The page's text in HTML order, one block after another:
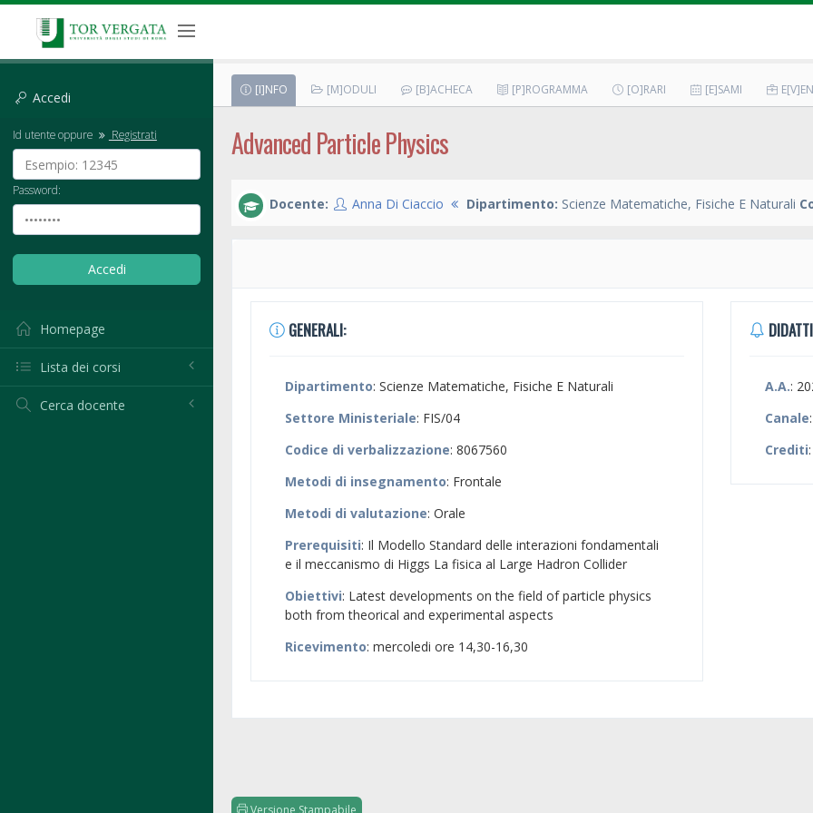
Accedi
Id utente oppure Registrati
Password:
Homepage
Lista dei corsi
Cerca docente
[I]NFO [M]ODULI [B]ACHECA [P]ROGRAMMA [O]RARI [E]SAMI
Advanced Particle Physics
Docente: Anna Di Ciaccio Dipartimento: Scienze Matematiche, Fisiche E Naturali
GENERALI:
Dipartimento: Scienze Matematiche, Fisiche E Naturali
Settore Ministeriale: FIS/04
Codice di verbalizzazione: 8067560
Metodi di insegnamento: Frontale
Metodi di valutazione: Orale
Prerequisiti: Il Modello Standard delle interazioni fondamentali
e il meccanismo di Higgs La fisica al Large Hadron Collider
Obiettivi: Latest developments on the field of particle physics
both from theorical and experimental aspects
Ricevimento: mercoledi ore 14,30-16,30
A.A.:
Canale
Crediti